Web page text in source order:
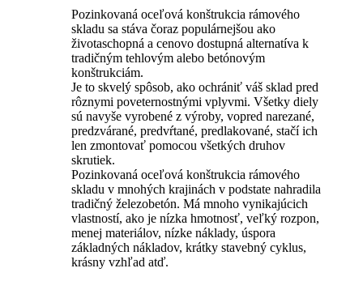
Pozinkovaná oceľová konštrukcia rámového
skladu sa stáva čoraz populárnejšou ako
životaschopná a cenovo dostupná alternatíva k
tradičným tehlovým alebo betónovým
konštrukciám.
Je to skvelý spôsob, ako ochrániť váš sklad pred
rôznymi poveternostnými vplyvmi. Všetky diely
sú navyše vyrobené z výroby, vopred narezané,
predzvárané, predvŕtané, predlakované, stačí ich
len zmontovať pomocou všetkých druhov
skrutiek.
Pozinkovaná oceľová konštrukcia rámového
skladu v mnohých krajinách v podstate nahradila
tradičný železobetón. Má mnoho vynikajúcich
vlastností, ako je nízka hmotnosť, veľký rozpon,
menej materiálov, nízke náklady, úspora
základných nákladov, krátky stavebný cyklus,
krásny vzhľad atď.